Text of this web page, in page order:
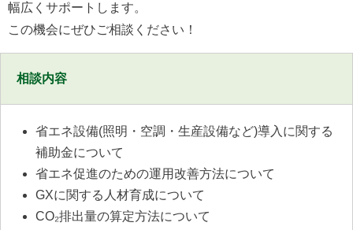
幅広くサポートします。
この機会にぜひご相談ください！
相談内容
省エネ設備(照明・空調・生産設備など)導入に関する
補助金について
省エネ促進のための運用改善方法について
GXに関する人材育成について
CO₂排出量の算定方法について